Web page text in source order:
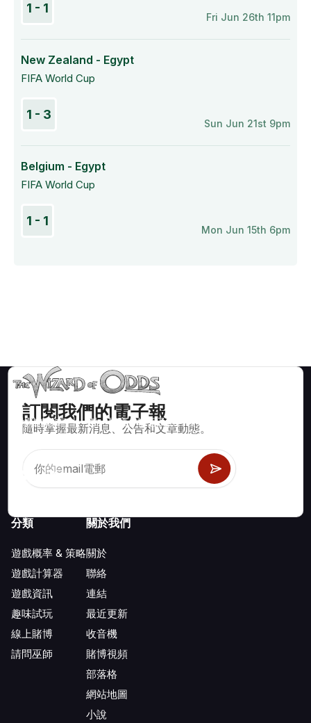
1 - 1
Fri Jun 26th 11pm
New Zealand - Egypt
FIFA World Cup
1 - 3
Sun Jun 21st 9pm
Belgium - Egypt
FIFA World Cup
1 - 1
Mon Jun 15th 6pm
訂閱我們的電子報
隨時掌握最新消息、公告和文章動態。
賭場遊戲如二十一點、骰寶、輪盤及數百種其他可玩遊戲的數學
正確策略與資訊。
分類
遊戲概率 & 策略
遊戲計算器
遊戲資訊
趣味試玩
線上賭博
請問巫師
關於我們
關於
聯絡
連結
最近更新
收音機
賭博視頻
部落格
網站地圖
小說